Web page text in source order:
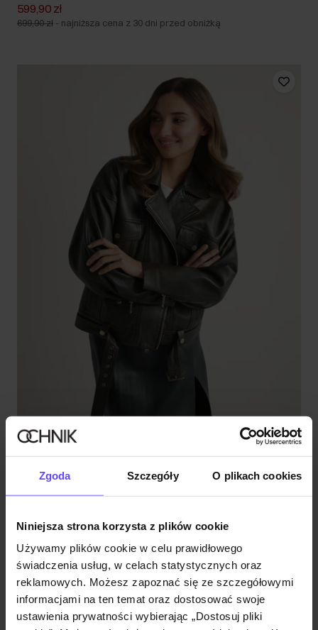
Zgoda Szczegóły O plikach cookies
Niniejsza strona korzysta z plików cookie
Używamy plików cookie w celu prawidłowego
świadczenia usług, w celach statystycznych oraz
reklamowych. Możesz zapoznać się ze szczegółowymi
informacjami na ten temat oraz dostosować swoje
ustawienia prywatności wybierając „Dostosuj pliki
599,90 zł
699,90 zł - najniższa cena z 30 dni przed obniżką
Brązowa skórzana ramoneska damska oversize
4.9 (14)